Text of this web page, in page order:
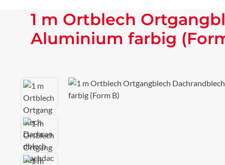
1 m Ortblech
Aluminium farbig
Bildergalerie überspringen